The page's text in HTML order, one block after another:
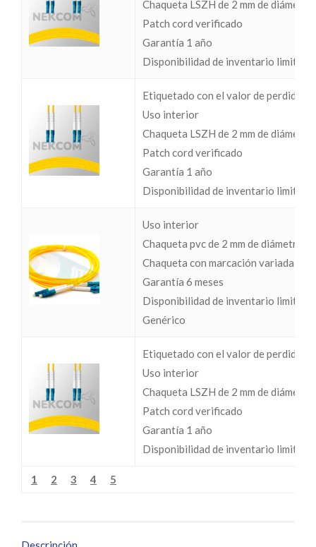
Chaqueta LSZH de 2 mm de diámetro
Patch cord verificado
Garantía 1 año
Disponibilidad de inventario limitada
Etiquetado con el valor de perdidas
Uso interior
Chaqueta LSZH de 2 mm de diámetro
Patch cord verificado
Garantía 1 año
Disponibilidad de inventario limitada
Uso interior
Chaqueta pvc de 2 mm de diámetro
Chaqueta con marcación variada
Garantía 6 meses
Disponibilidad de inventario limitada
Genérico
Etiquetado con el valor de perdidas
Uso interior
Chaqueta LSZH de 2 mm de diámetro
Patch cord verificado
Garantía 1 año
Disponibilidad de inventario limitada
1 2 3 4 5